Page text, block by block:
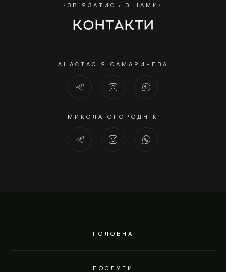
/ЗВ’ЯЗАТИСЬ З НАМИ/
КОНТАКТИ
МИКОЛА ОГОРОДНІК
АНАСТАСІЯ САМАРИЧЕВА
ГОЛОВНА
ПОСЛУГИ